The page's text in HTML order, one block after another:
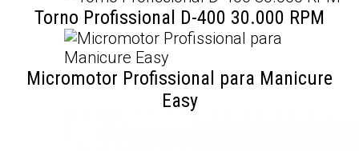
Torno Profissional D-400 30.000 RPM
Micromotor Profissional para Manicure
Easy